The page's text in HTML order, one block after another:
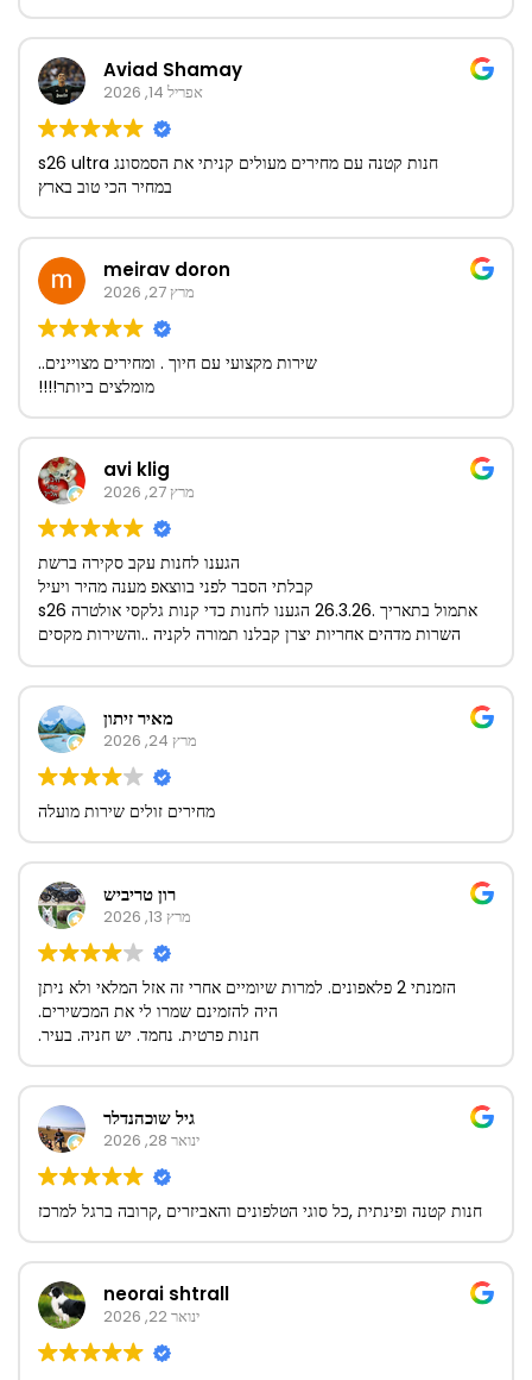
Aviad Shamay
אפריל 14, 2026
חנות קטנה עם מחירים מעולים קניתי את הסמסונג s26 ultra
במחיר הכי טוב בארץ
meirav doron
מרץ 27, 2026
שירות מקצועי עם חיוך . ומחירים מצויינים..
מומלצים ביותר!!!!
avi klig
מרץ 27, 2026
הגענו לחנות עקב סקירה ברשת
קבלתי הסבר לפני בווצאפ מענה מהיר ויעיל
אתמול בתאריך .26.3.26 הגענו לחנות כדי קנות גלקסי אולטרה s26
השרות מדהים אחריות יצרן קבלנו תמורה לקניה ..והשירות מקסים
הייתם סבלנים ומסברי פנים חנות מדהימה בהצלחה מכל ❤️
🙏
מאיר זיתון
מרץ 24, 2026
מחירים זולים שירות מועלה
רון טריביש
מרץ 13, 2026
הזמנתי 2 פלאפונים. למרות שיומיים אחרי זה אזל המלאי ולא ניתן
היה להזמינם שמרו לי את המכשירים.
חנות פרטית. נחמד. יש חניה. בעיר.
גיל שוכהנדלר
ינואר 28, 2026
חנות קטנה ופינתית ,כל סוגי הטלפונים והאביזרים ,קרובה ברגל למרכז
neorai shtrall
ינואר 22, 2026